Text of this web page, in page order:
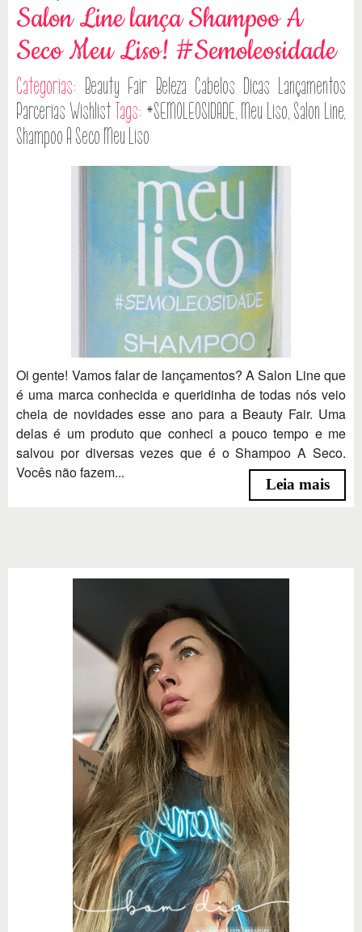
Salon Line lança Shampoo A
Seco Meu Liso! #Semoleosidade
Categorias: Beauty Fair Beleza Cabelos Dicas Lançamentos
Parcerias Wishlist Tags: #SEMOLEOSIDADE, Meu Liso, Salon Line,
Shampoo A Seco Meu Liso
Oi gente! Vamos falar de lançamentos? A Salon Line que
é uma marca conhecida e queridinha de todas nós veio
cheia de novidades esse ano para a Beauty Fair. Uma
delas é um produto que conheci a pouco tempo e me
salvou por diversas vezes que é o Shampoo A Seco.
Vocês não fazem...
Leia mais